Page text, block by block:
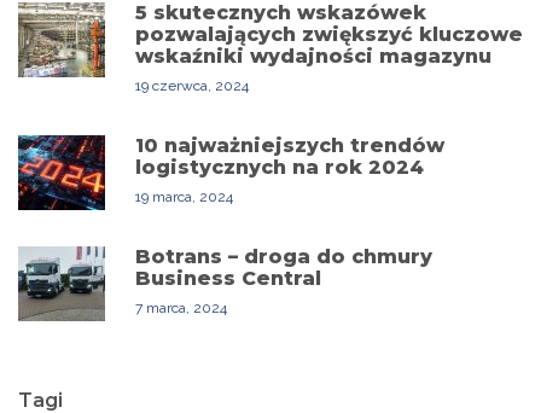
5 skutecznych wskazówek
pozwalających zwiększyć kluczowe
wskaźniki wydajności magazynu
19 czerwca, 2024
10 najważniejszych trendów
logistycznych na rok 2024
19 marca, 2024
Botrans – droga do chmury
Business Central
7 marca, 2024
Tagi